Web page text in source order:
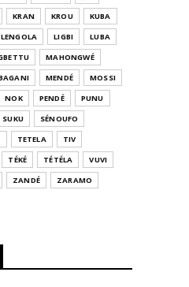
KRAN KROU
KUBA
LENGOLA LIGBI
LUBA
MAHONGWÉ
MENDÉ
MOSSI
NOK PENDÉ
PUNU
SUKU
SÉNOUFO
TETELA
TIV
TÉKÉ TÉTÉLA
VUVI
ZANDÉ
ZARAMO